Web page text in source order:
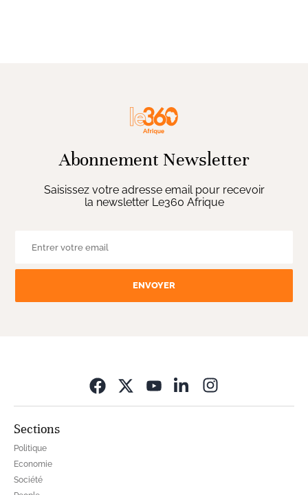
Abonnement Newsletter
Saisissez votre adresse email pour recevoir
la newsletter Le360 Afrique
ENVOYER
Sections
Politique
Economie
Société